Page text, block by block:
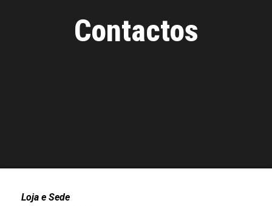
Contactos
Loja e Sede